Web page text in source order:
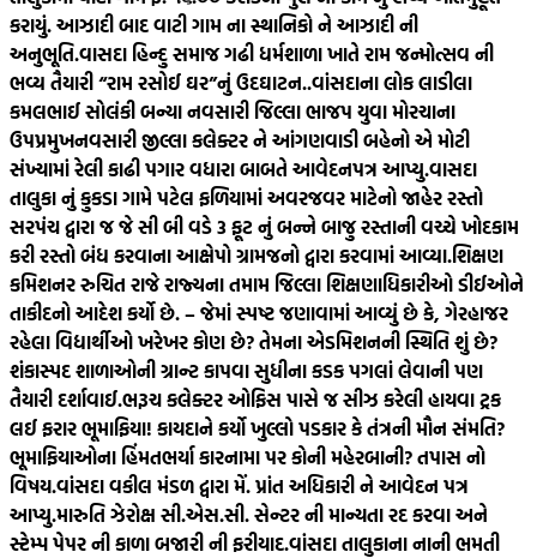
કરાયું. આઝાદી બાદ વાટી ગામ ના સ્થાનિકો ને આઝાદી ની
અનુભૂતિ.વાસદા હિન્દુ સમાજ ગઢી ધર્મશાળા ખાતે રામ જન્મોત્સવ ની
ભવ્ય તૈયારી “રામ રસોઈ ઘર”નું ઉદઘાટન..વાંસદાના લોક લાડીલા
કમલભાઈ સોલંકી બન્યા નવસારી જિલ્લા ભાજપ યુવા મોરચાના
ઉપપ્રમુખનવસારી જીલ્લા કલેક્ટર ને આંગણવાડી બહેનો એ મોટી
સંખ્યામાં રેલી કાઢી પગાર વધારા બાબતે આવેદનપત્ર આપ્યુ.વાસદા
તાલુકા નું કુકડા ગામે પટેલ ફળિયામાં અવરજવર માટેનો જાહેર રસ્તો
સરપંચ દ્વારા જ જે સી બી વડે 3 ફૂટ નું બન્ને બાજુ રસ્તાની વચ્ચે ખોદકામ
કરી રસ્તો બંધ કરવાના આક્ષેપો ગ્રામજનો દ્વારા કરવામાં આવ્યા.શિક્ષણ
કમિશનર રુચિત રાજે રાજ્યના તમામ જિલ્લા શિક્ષણાધિકારીઓ ડીઈઓને
તાકીદનો આદેશ કર્યો છે. – જેમાં સ્પષ્ટ જણાવામાં આવ્યું છે કે, ગેરહાજર
રહેલા વિદ્યાર્થીઓ ખરેખર કોણ છે? તેમના એડમિશનની સ્થિતિ શું છે?
શંકાસ્પદ શાળાઓની ગ્રાન્ટ કાપવા સુધીના કડક પગલાં લેવાની પણ
તૈયારી દર્શાવાઈ.ભરૂચ કલેક્ટર ઓફિસ પાસે જ સીઝ કરેલી હાયવા ટ્રક
લઈ ફરાર ભૂમાફિયા! કાયદાને કર્યો ખુલ્લો પડકાર કે તંત્રની મૌન સંમતિ?
ભૂમાફિયાઓના હિંમતભર્યા કારનામા પર કોની મહેરબાની? તપાસ નો
વિષય.વાંસદા વકીલ મંડળ દ્વારા મેં. પ્રાંત અધિકારી ને આવેદન પત્ર
આપ્યુ.મારુતિ ઝેરોક્ષ સી.એસ.સી. સેન્ટર ની માન્યતા રદ કરવા અને
સ્ટેમ્પ પેપર ની કાળા બજારી ની ફરીયાદ.વાંસદા તાલુકાના નાની ભમતી